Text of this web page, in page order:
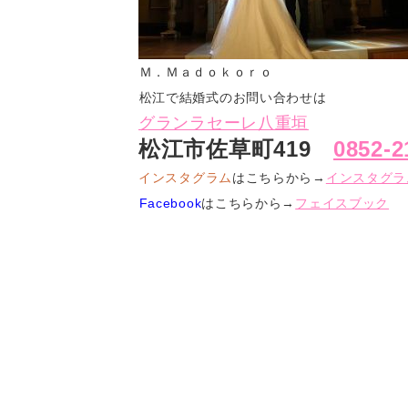
Ｍ．Ｍａｄｏｋｏｒｏ
松江で結婚式のお問い合わせは
グランラセーレ八重垣
松江市佐草町419 0852-
インスタグラム はこちらから→ インスタグラ
Facebookはこちらから→ フェイスブック